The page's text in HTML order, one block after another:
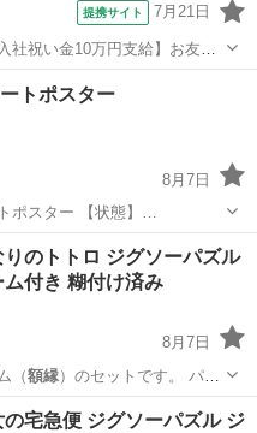
提携サイト 7月21日
社祝い金10万円支給】お友達
＆休出なしでプライベート充
社正社員登用制度あり★1食
の他
トポスター
8月7日
アートポスター 【状態】…
小物 アート
のトトロ ジグソーパズル
付き 糊付け済み
8月7日
（額縁）のセットです。 パズ
宅急便 ジグソーパズル ジ